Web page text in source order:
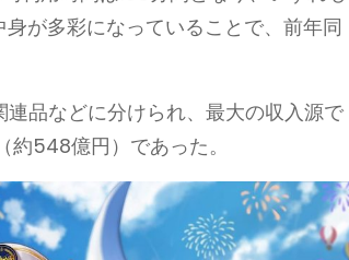
が多彩になっていることで、前年同
品などに分けられ、最大の収入源で
約548億円）であった。